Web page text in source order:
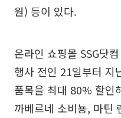
원) 등이 있다.
온라인 쇼핑몰 SSG닷
행사 전인 21일부터 지
품목을 최대 80% 할인
까베르네 소비뇽, 마틴